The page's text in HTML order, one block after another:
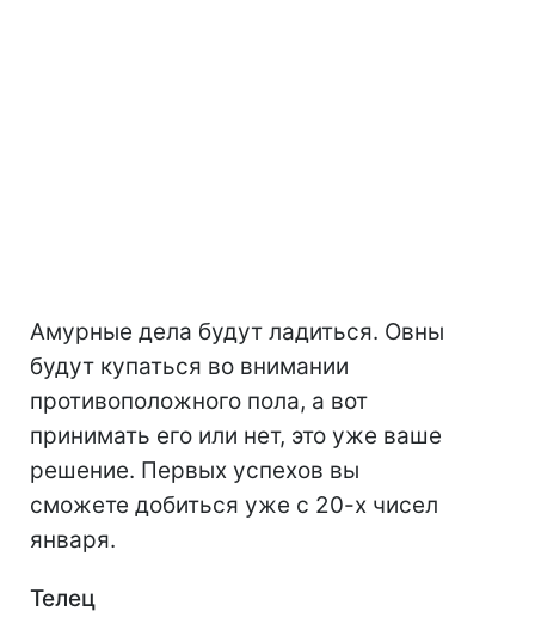
Амурные дела будут ладиться. Овны
будут купаться во внимании
противоположного пола, а вот
принимать его или нет, это уже ваше
решение. Первых успехов вы
сможете добиться уже с 20-х чисел
января.
Телец